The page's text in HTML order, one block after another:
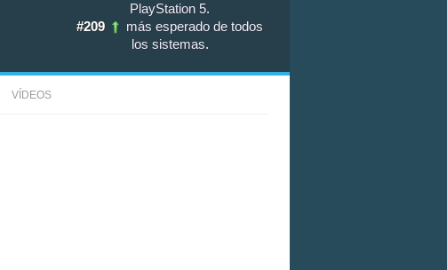
PlayStation 5.
#209
más esperado de todos
los sistemas.
VÍDEOS